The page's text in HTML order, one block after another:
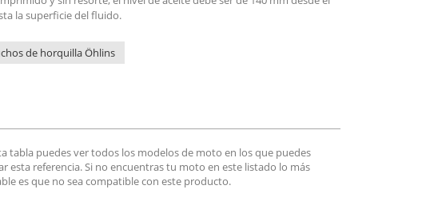
la superficie del fluido.
de horquilla Öhlins
tabla puedes ver todos los modelos de moto en los que puedes
esta referencia. Si no encuentras tu moto en este listado lo más
es que no sea compatible con este producto.